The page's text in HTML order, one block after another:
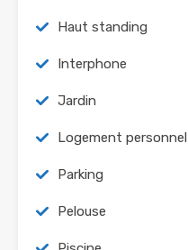
Haut standing
Interphone
Jardin
Logement personnel
Parking
Pelouse